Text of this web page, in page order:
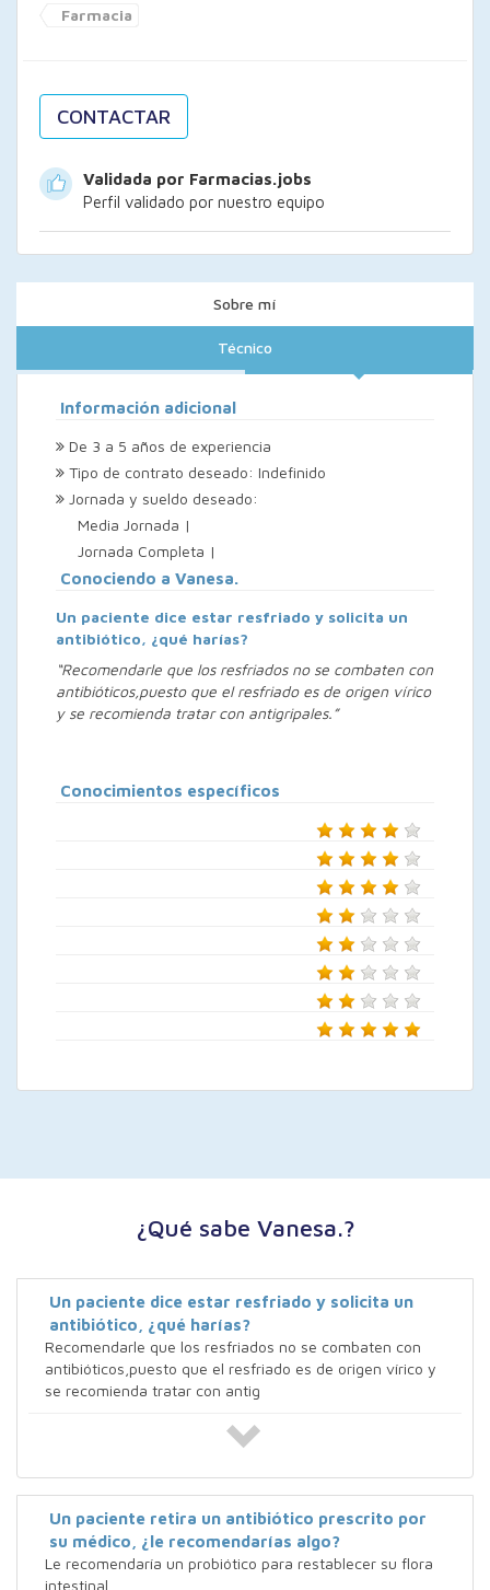
Farmacia
CONTACTAR
Validada por Farmacias.jobs
Perfil validado por nuestro equipo
Sobre mí
Técnico
Información adicional
De 3 a 5 años de experiencia
Tipo de contrato deseado: Indefinido
Jornada y sueldo deseado:
Media Jornada |
Jornada Completa |
Conociendo a Vanesa.
Un paciente dice estar resfriado y solicita un
antibiótico, ¿qué harías?
“Recomendarle que los resfriados no se combaten con
antibióticos,puesto que el resfriado es de origen vírico
y se recomienda tratar con antigripales.”
Conocimientos específicos
¿Qué sabe Vanesa.?
Un paciente dice estar resfriado y solicita un
antibiótico, ¿qué harías?
Recomendarle que los resfriados no se combaten con
antibióticos,puesto que el resfriado es de origen vírico y
se recomienda tratar con antig
Un paciente retira un antibiótico prescrito por
su médico, ¿le recomendarías algo?
Le recomendaría un probiótico para restablecer su flora
intestinal.